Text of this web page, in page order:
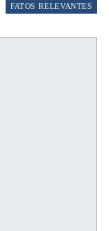
FATOS RELEVANTES